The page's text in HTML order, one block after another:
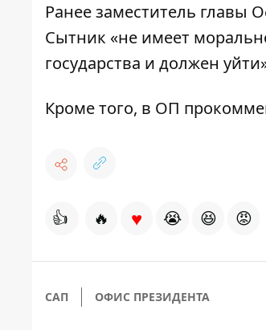
Ранее заместитель главы
Сытник «не имеет
государства и должен
Кроме того, в ОП
👍 🔥 ♥ 😭 😆 😡
САП ОФИС ПРЕЗИДЕНТА